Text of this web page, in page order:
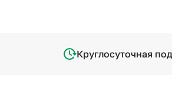
Круглосуточная